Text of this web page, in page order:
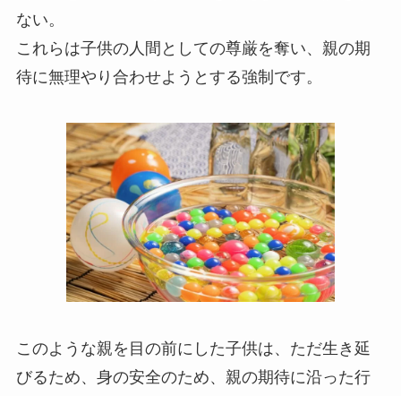
ない。
これらは子供の人間としての尊厳を奪い、親の期
待に無理やり合わせようとする強制です。
このような親を目の前にした子供は、ただ生き延
びるため、身の安全のため、親の期待に沿った行